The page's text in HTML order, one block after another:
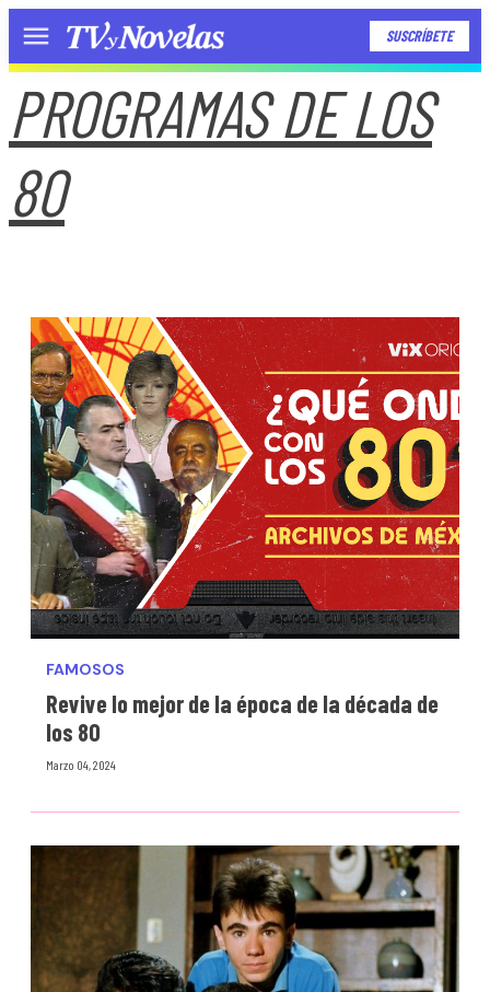
Menú SUSCRÍBETE
PROGRAMAS DE LOS
80
FAMOSOS
Revive lo mejor de la época de la década de
los 80
Marzo 04, 2024